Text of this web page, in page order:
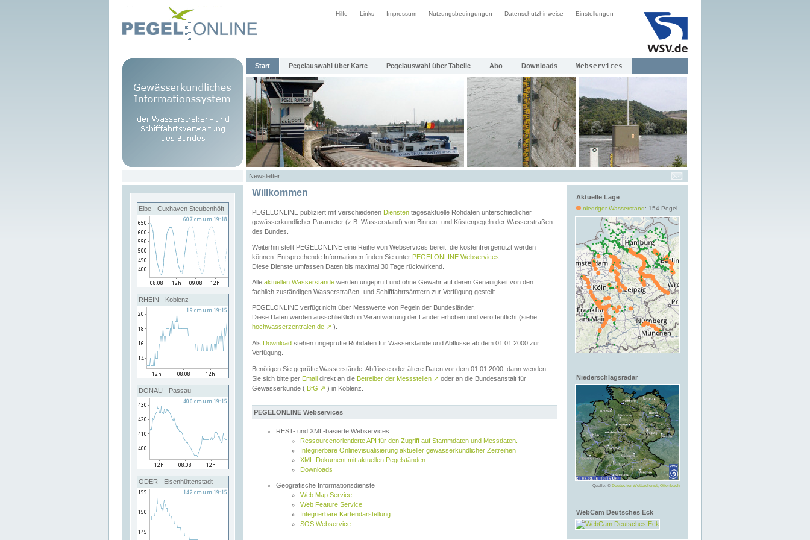
Hilfe Links Impressum Nutzungsbedingungen Datenschutzhinweise Einstellungen
Start Pegelauswahl über Karte Pegelauswahl über Tabelle Abo Downloads Webservices
Newsletter
Elbe - Cuxhaven Steubenhöft
RHEIN - Koblenz
DONAU - Passau
ODER - Eisenhüttenstadt
Aktuelle Lage
niedriger Wasserstand: 154 Pegel
Niederschlagsradar
Quelle: © Deutscher Wetterdienst, Offenbach
WebCam Deutsches Eck
Willkommen
PEGELONLINE publiziert mit verschiedenen Diensten tagesaktuelle Rohdaten unterschiedlicher
gewässerkundlicher Parameter (z.B. Wasserstand) von Binnen- und Küstenpegeln der Wasserstraßen
des Bundes.
Weiterhin stellt PEGELONLINE eine Reihe von Webservices bereit, die kostenfrei genutzt werden
können. Entsprechende Informationen finden Sie unter PEGELONLINE Webservices
Diese Dienste umfassen Daten bis maximal 30 Tage rückwirkend.
Alle aktuellen Wasserstände werden ungeprüft und ohne Gewähr auf deren Genauigkeit von den
fachlich zuständigen Wasserstraßen- und Schifffahrtsämtern zur Verfügung gestellt.
PEGELONLINE verfügt nicht über Messwerte von Pegeln der Bundesländer.
Diese Daten werden ausschließlich in Verantwortung der Länder erhoben und veröffentlicht (siehe
hochwasserzentralen.de ↗ ).
Als Download stehen ungeprüfte Rohdaten für Wasserstände und Abflüsse ab dem 01.01.2000 zur
Verfügung.
Benötigen Sie geprüfte Wasserstände, Abflüsse oder ältere Daten vor dem 01.01.2000, dann wenden
Sie sich bitte per Email direkt an die Betreiber der Messstellen ↗ oder an die Bundesanstalt für
Gewässerkunde ( BfG ↗ ) in Koblenz.
PEGELONLINE Webservices
REST- und XML-basierte Webservices
Ressourcenorientierte API für den Zugriff auf Stammdaten und Messdaten.
Integrierbare Onlinevisualisierung aktueller gewässerkundlicher Zeitreihen
XML-Dokument mit aktuellen Pegelständen
Downloads
Geografische Informationsdienste
Web Map Service
Web Feature Service
Integrierbare Kartendarstellung
SOS Webservice